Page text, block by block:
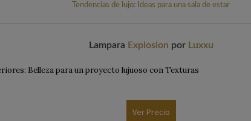
Tendencias de lujo: Ideas para una sala de estar
Lampara Explosion por Luxxu
Ver Precio